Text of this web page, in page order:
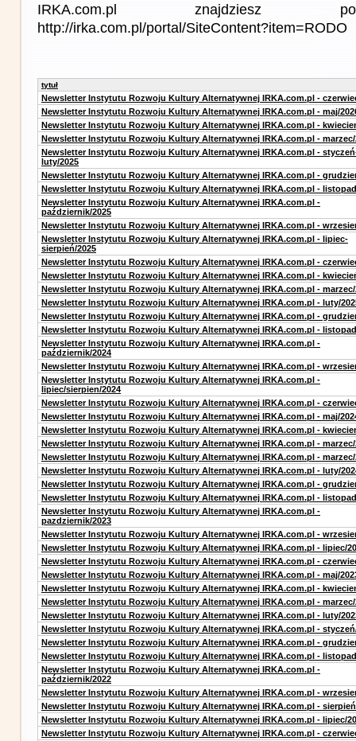
IRKA.com.pl znajdziesz
http://irka.com.pl/portal/SiteContent?item=RODO
tytuł
Newsletter Instytutu Rozwoju Kultury Alternatywnej IRKA.com.pl -
Newsletter Instytutu Rozwoju Kultury Alternatywnej IRKA.com.pl - maj/
Newsletter Instytutu Rozwoju Kultury Alternatywnej IRKA.com.pl -
Newsletter Instytutu Rozwoju Kultury Alternatywnej IRKA.com.pl - marzec/
Newsletter Instytutu Rozwoju Kultury Alternatywnej IRKA.com.pl -
luty/2025
Newsletter Instytutu Rozwoju Kultury Alternatywnej IRKA.com.pl -
Newsletter Instytutu Rozwoju Kultury Alternatywnej IRKA.com.pl -
Newsletter Instytutu Rozwoju Kultury Alternatywnej IRKA.com.pl -
październik/2025
Newsletter Instytutu Rozwoju Kultury Alternatywnej IRKA.com.pl -
Newsletter Instytutu Rozwoju Kultury Alternatywnej IRKA.com.pl - lipiec-
sierpień/2025
Newsletter Instytutu Rozwoju Kultury Alternatywnej IRKA.com.pl -
Newsletter Instytutu Rozwoju Kultury Alternatywnej IRKA.com.pl -
Newsletter Instytutu Rozwoju Kultury Alternatywnej IRKA.com.pl - marzec/
Newsletter Instytutu Rozwoju Kultury Alternatywnej IRKA.com.pl - luty/
Newsletter Instytutu Rozwoju Kultury Alternatywnej IRKA.com.pl -
Newsletter Instytutu Rozwoju Kultury Alternatywnej IRKA.com.pl -
Newsletter Instytutu Rozwoju Kultury Alternatywnej IRKA.com.pl -
październik/2024
Newsletter Instytutu Rozwoju Kultury Alternatywnej IRKA.com.pl -
Newsletter Instytutu Rozwoju Kultury Alternatywnej IRKA.com.pl -
lipiec/sierpien/2024
Newsletter Instytutu Rozwoju Kultury Alternatywnej IRKA.com.pl -
Newsletter Instytutu Rozwoju Kultury Alternatywnej IRKA.com.pl - maj/
Newsletter Instytutu Rozwoju Kultury Alternatywnej IRKA.com.pl -
Newsletter Instytutu Rozwoju Kultury Alternatywnej IRKA.com.pl - marzec/
Newsletter Instytutu Rozwoju Kultury Alternatywnej IRKA.com.pl - marzec/
Newsletter Instytutu Rozwoju Kultury Alternatywnej IRKA.com.pl - luty/
Newsletter Instytutu Rozwoju Kultury Alternatywnej IRKA.com.pl -
Newsletter Instytutu Rozwoju Kultury Alternatywnej IRKA.com.pl -
Newsletter Instytutu Rozwoju Kultury Alternatywnej IRKA.com.pl -
pazdziernik/2023
Newsletter Instytutu Rozwoju Kultury Alternatywnej IRKA.com.pl -
Newsletter Instytutu Rozwoju Kultury Alternatywnej IRKA.com.pl - lipiec/
Newsletter Instytutu Rozwoju Kultury Alternatywnej IRKA.com.pl -
Newsletter Instytutu Rozwoju Kultury Alternatywnej IRKA.com.pl - maj/
Newsletter Instytutu Rozwoju Kultury Alternatywnej IRKA.com.pl -
Newsletter Instytutu Rozwoju Kultury Alternatywnej IRKA.com.pl - marzec/
Newsletter Instytutu Rozwoju Kultury Alternatywnej IRKA.com.pl - luty/
Newsletter Instytutu Rozwoju Kultury Alternatywnej IRKA.com.pl -
Newsletter Instytutu Rozwoju Kultury Alternatywnej IRKA.com.pl -
Newsletter Instytutu Rozwoju Kultury Alternatywnej IRKA.com.pl -
Newsletter Instytutu Rozwoju Kultury Alternatywnej IRKA.com.pl -
październik/2022
Newsletter Instytutu Rozwoju Kultury Alternatywnej IRKA.com.pl -
Newsletter Instytutu Rozwoju Kultury Alternatywnej IRKA.com.pl -
Newsletter Instytutu Rozwoju Kultury Alternatywnej IRKA.com.pl - lipiec/
Newsletter Instytutu Rozwoju Kultury Alternatywnej IRKA.com.pl -